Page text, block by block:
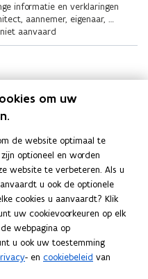
informatie en verklaringen
aannemer, eigenaar, …
aanvaard
op het EPC staat? Stel
het Vlaams Energie- en
om uw
de website optimaal te
optioneel en worden
website te verbeteren. Als u
u ook de optionele
cookies u aanvaardt? Klik
uw cookievoorkeuren op elk
webpagina op
u ook uw toestemming
- en cookiebeleid van